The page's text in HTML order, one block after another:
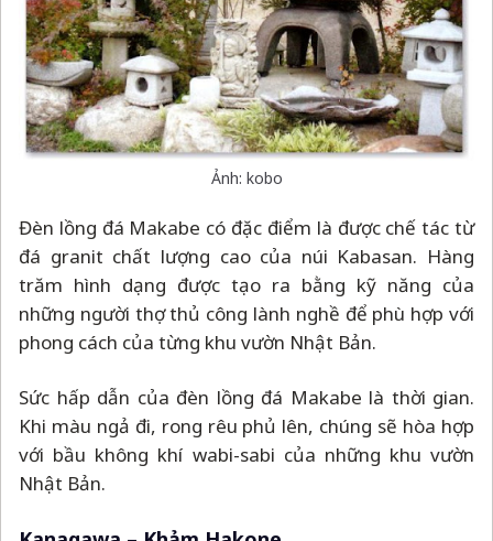
Ảnh: kobo
Đèn lồng đá Makabe có đặc điểm là được chế tác từ
đá granit chất lượng cao của núi Kabasan. Hàng
trăm hình dạng được tạo ra bằng kỹ năng của
những người thợ thủ công lành nghề để phù hợp với
phong cách của từng khu vườn Nhật Bản.
Sức hấp dẫn của đèn lồng đá Makabe là thời gian.
Khi màu ngả đi, rong rêu phủ lên, chúng sẽ hòa hợp
với bầu không khí wabi-sabi của những khu vườn
Nhật Bản.
Kanagawa Khảm Hakone
Hakone Yosegi Zaiku (tiếng Nhật: 箱根寄木細工) là
một loại đồ gỗ được sản xuất tại thành phố Hakone,
tỉnh Kanagawa, đặc trưng bởi việc tạo ra nhiều họa
tiết khác nhau bằng cách kết hợp những màu sắc